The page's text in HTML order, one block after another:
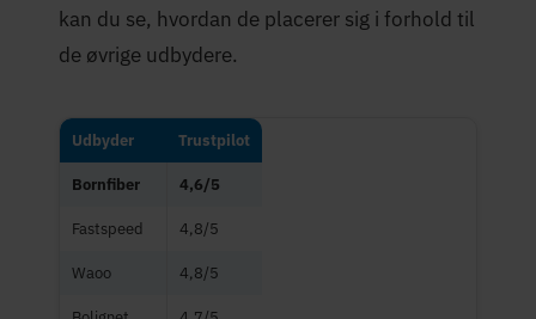
kan du se, hvordan de placerer sig i forhold til
de øvrige udbydere.
Udbyder Trustpilot
Bornfiber 4,6/5
Fastspeed 4,8/5
Waoo 4,8/5